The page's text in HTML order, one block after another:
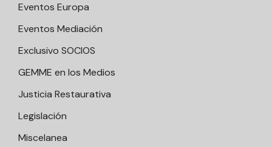
Eventos Europa
Eventos Mediación
Exclusivo SOCIOS
GEMME en los Medios
Justicia Restaurativa
Legislación
Miscelanea